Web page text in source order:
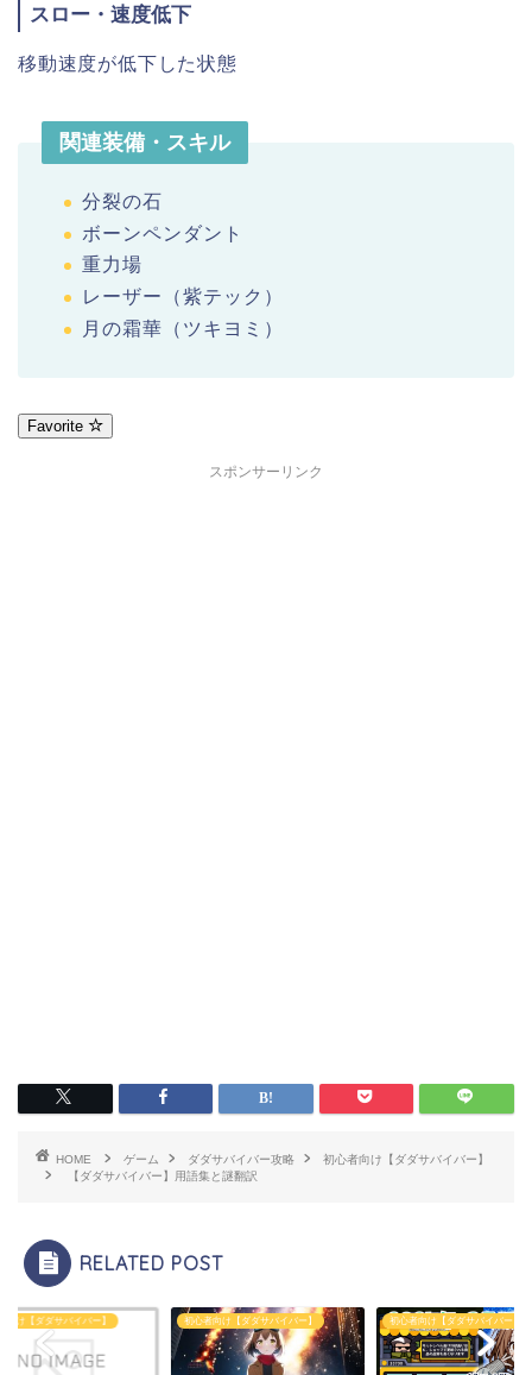
スロー・速度低下
移動速度が低下した状態
関連装備・スキル
分裂の石
ボーンペンダント
重力場
レーザー（紫テック）
月の霜華（ツキヨミ）
Favorite
スポンサーリンク
HOME ゲーム ダダサバイバー攻略
初心者向け【ダダサバイバー】
【ダダサバイバー】用語集と謎翻訳
RELATED POST
向け【ダダサバイバー】 初心者向け【ダダサバイバー】 初心者向け【ダダサバイバー】